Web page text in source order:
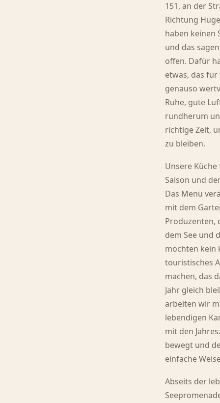
151, an der
Richtung
haben keinen
und das
offen. Dafür
etwas, das für
genauso
Ruhe, gute
rundherum
richtige Zeit,
zu bleiben.
Unsere
Saison und
Das Menü
mit dem
Produzenten,
dem See und
möchten kein
touristisches
machen, das
Jahr gleich
arbeiten wir
lebendigen
mit den
bewegt und
einfache
Abseits der